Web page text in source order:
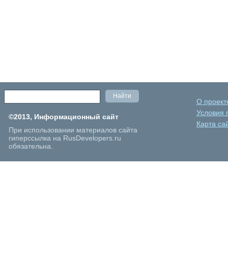
©2013, Информационный сайт
При использовании материалов сайта
гиперссылка на RusDevelopers.ru
обязательна.
О
Условия
Карта